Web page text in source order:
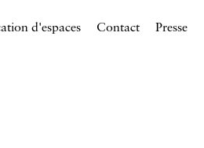
d'espaces Contact Presse